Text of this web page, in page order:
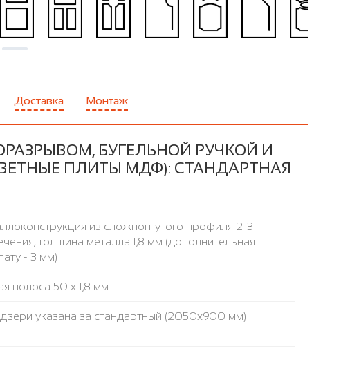
Доставка Монтаж
БУГЕЛЬНОЙ РУЧКОЙ И
ПЛИТЫ МДФ): СТАНДАРТНАЯ
из сложногнутого профиля 2-3-
толщина металла 1,8 мм (дополнительная
- 3 мм)
полоса 50 х 1,8 мм
указана за стандартный (2050x900 мм)